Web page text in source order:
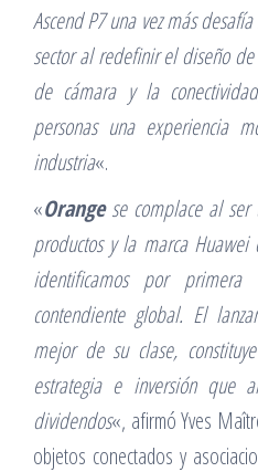
Ascend P7 una vez más
sector al redefinir el diseño
de cámara y la
personas una experiencia
industria«.
«Orangese complace al ser
productos y la marca
identificamos por
contendiente global. El
mejor de su clase,
estrategia e inversión que
dividendos«, afirmó Yves
objetos conectados y